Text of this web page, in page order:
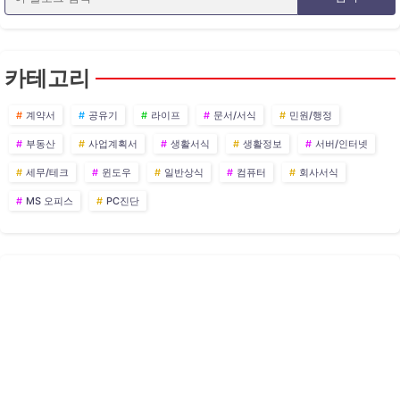
카테고리
계약서 공유기 라이프 문서/서식 민원/행정
부동산 사업계획서 생활서식 생활정보 서버/인터넷
세무/테크 윈도우 일반상식 컴퓨터 회사서식
MS 오피스 PC진단